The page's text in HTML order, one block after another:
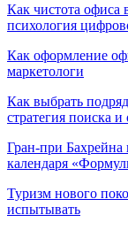
Как чистота офиса
психология
Как оформление
маркетологи
Как выбрать
стратегия поиска и
Гран-при Бахрейна
календаря
Туризм нового
испытывать